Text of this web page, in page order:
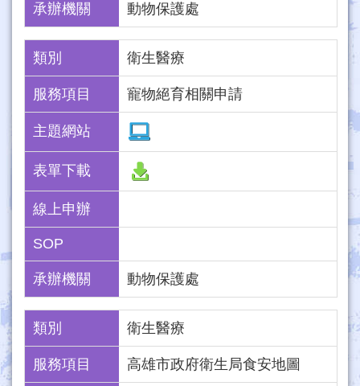
承辦機關 動物保護處
類別 衛生醫療
服務項目 寵物絕育相關申請
主題網站
表單下載
線上申辦
SOP
承辦機關 動物保護處
類別 衛生醫療
服務項目 高雄市政府衛生局食安地圖